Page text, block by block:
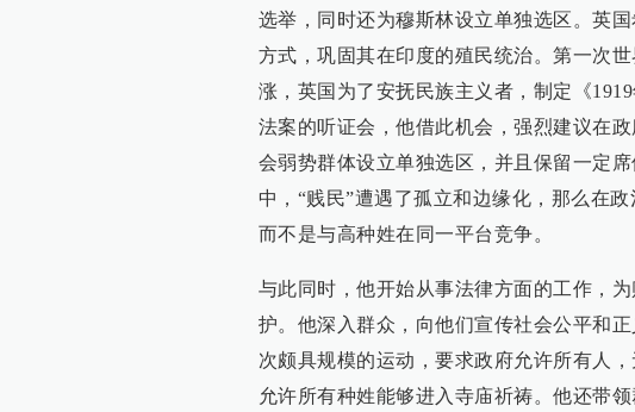
选举，同时还为穆斯林设立单独选区。英
方式，巩固其在印度的殖民统治。第一次
涨，英国为了安抚民族主义者，制定《
法案的听证会，他借此机会，强烈建议在
会弱势群体设立单独选区，并且保留一定
中，“贱民”遭遇了孤立和边缘化，那么在
而不是与高种姓在同一平台竞争。
与此同时，他开始从事法律方面的工作，
护。他深入群众，向他们宣传社会公平和
次颇具规模的运动，要求政府允许所有人
允许所有种姓能够进入寺庙祈祷。他还带